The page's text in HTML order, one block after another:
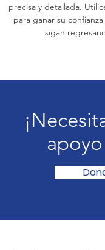
precisa y detallada.
para ganar su
sigan